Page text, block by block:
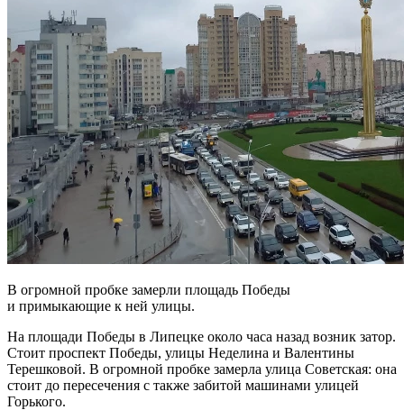
В огромной пробке замерли площадь Победы
и примыкающие к ней улицы.
На площади Победы в Липецке около часа назад возник затор.
Стоит проспект Победы, улицы Неделина и Валентины
Терешковой. В огромной пробке замерла улица Советская: она
стоит до пересечения с также забитой машинами улицей
Горького.